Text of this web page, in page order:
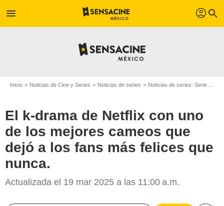
menu profil search
Inicio Noticias de Cine y Series Noticias de series Noticias de series: Serie de televisión
El k-drama de Netflix con uno
de los mejores cameos que
dejó a los fans más felices que
nunca.
Actualizada el 19 mar 2025 a las 11:00 a.m.